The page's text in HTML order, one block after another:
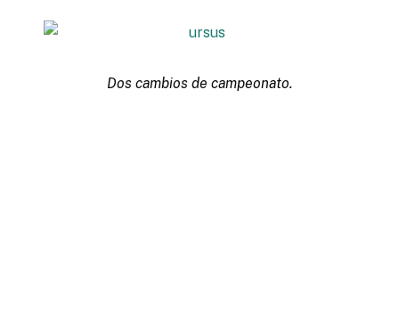
Dos cambios de campeonato.